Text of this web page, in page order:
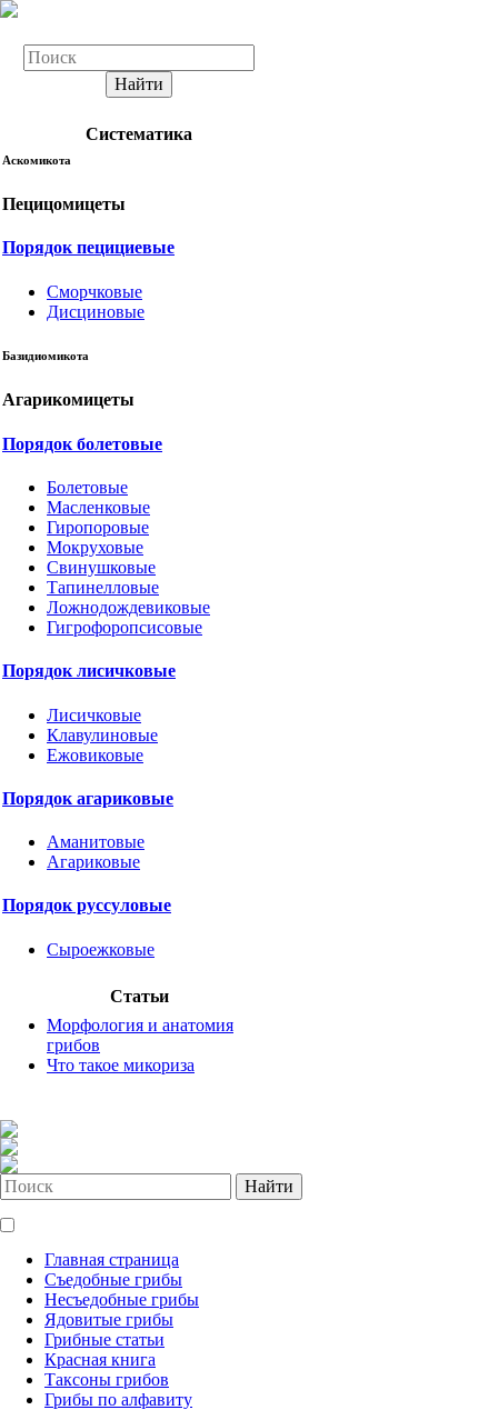
Найти
Систематика
Аскомикота
Пецицомицеты
Порядок пецициевые
Сморчковые
Дисциновые
Базидиомикота
Агарикомицеты
Порядок болетовые
Болетовые
Масленковые
Гиропоровые
Мокруховые
Свинушковые
Тапинелловые
Ложнодождевиковые
Гигрофоропсисовые
Порядок лисичковые
Лисичковые
Клавулиновые
Ежовиковые
Порядок агариковые
Аманитовые
Агариковые
Порядок руссуловые
Сыроежковые
Статьи
Морфология и анатомия
грибов
Что такое микориза
Найти
Главная страница
Съедобные грибы
Несъедобные грибы
Ядовитые грибы
Грибные статьи
Красная книга
Таксоны грибов
Грибы по алфавиту